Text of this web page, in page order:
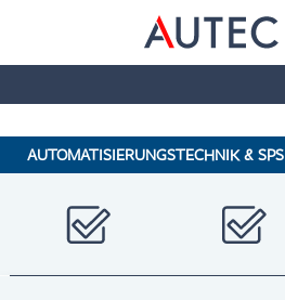
AUTOMATISIERUNGSTECHNIK & SPS